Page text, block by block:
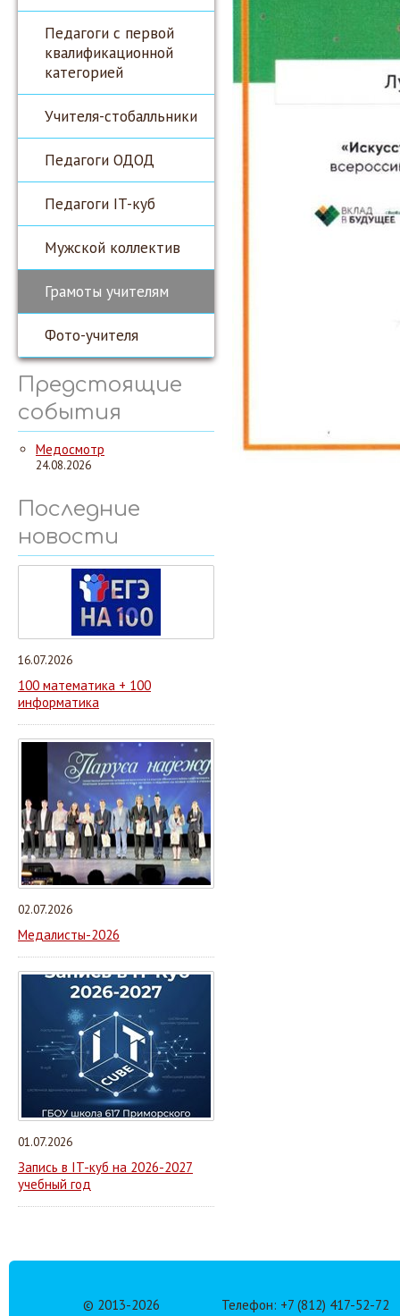
Педагоги с первой
квалификационной
категорией
Учителя-стобалльники
Педагоги ОДОД
Педагоги IT-куб
Мужской коллектив
Грамоты учителям
Фото-учителя
Предстоящие
события
Медосмотр
24.08.2026
Последние
новости
16.07.2026
100 математика + 100
информатика
02.07.2026
Медалисты-2026
01.07.2026
Запись в IT-куб на 2026-2027
учебный год
© 2013-2026 Телефон: +7 (812) 417-52-72